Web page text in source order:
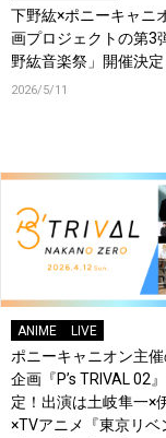
下野紘×ポニーキャニ
画プロジェクトの第3
野紘音楽祭」開催決定
2026/5/11
ANIME LIVE
ポニーキャニオン主
企画『P’s TRIVAL 02
定！出演は土岐隼一×
×TVアニメ『東京リベ